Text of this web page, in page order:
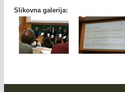
Slikovna galerija: